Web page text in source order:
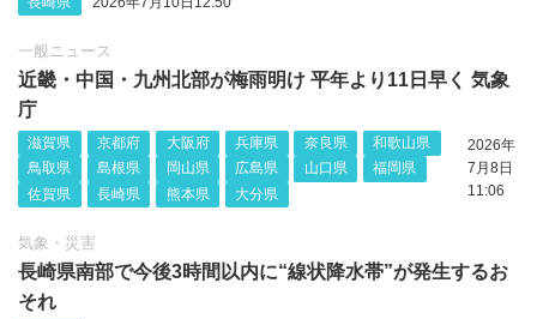
一般ニュース
近畿・中国・九州北部が梅雨明け 平年より11日早く 気象
庁
滋賀県 京都府 大阪府 兵庫県 奈良県
和歌山県
鳥取県
島根県 岡山県 広島県 山口県
福岡県
佐賀県
長崎県 熊本県 大分県
2026年
7月8日
11:06
気象・災害
長崎県南部で今後3時間以内に“線状降水帯”が発生するお
それ